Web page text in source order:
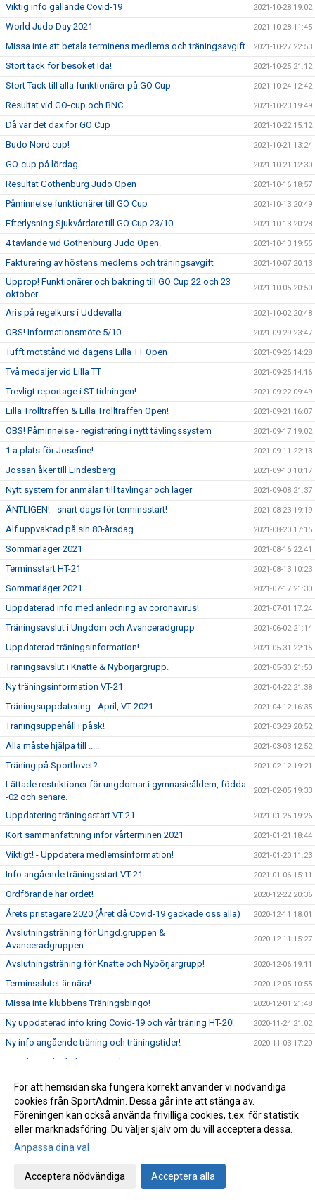
Viktig info gällande Covid-19 2021-10-28 19:02
World Judo Day 2021 2021-10-28 11:45
Missa inte att betala terminens medlems och träningsavgift 2021-10-27 22:53
Stort tack för besöket Ida! 2021-10-25 21:12
Stort Tack till alla funktionärer på GO Cup 2021-10-24 12:42
Resultat vid GO-cup och BNC 2021-10-23 19:49
Då var det dax för GO Cup 2021-10-22 15:12
Budo Nord cup! 2021-10-21 13:24
GO-cup på lördag 2021-10-21 12:30
Resultat Gothenburg Judo Open 2021-10-16 18:57
Påminnelse funktionärer till GO Cup 2021-10-13 20:49
Efterlysning Sjukvårdare till GO Cup 23/10 2021-10-13 20:28
4 tävlande vid Gothenburg Judo Open. 2021-10-13 19:55
Fakturering av höstens medlems och träningsavgift 2021-10-07 20:13
Upprop! Funktionärer och bakning till GO Cup 22 och 23
oktober
2021-10-05 20:50
Aris på regelkurs i Uddevalla 2021-10-02 20:48
OBS! Informationsmöte 5/10 2021-09-29 23:47
Tufft motstånd vid dagens Lilla TT Open 2021-09-26 14:28
Två medaljer vid Lilla TT 2021-09-25 14:16
Trevligt reportage i ST tidningen! 2021-09-22 09:49
Lilla Trollträffen & Lilla Trollträffen Open! 2021-09-21 16:07
OBS! Påminnelse - registrering i nytt tävlingssystem 2021-09-17 19:02
1:a plats för Josefine! 2021-09-11 22:13
Jossan åker till Lindesberg 2021-09-10 10:17
Nytt system för anmälan till tävlingar och läger 2021-09-08 21:37
ÄNTLIGEN! - snart dags för terminsstart! 2021-08-23 19:19
Alf uppvaktad på sin 80-årsdag 2021-08-20 17:15
Sommarläger 2021 2021-08-16 22:41
Terminsstart HT-21 2021-08-13 10:23
Sommarläger 2021 2021-07-17 21:30
Uppdaterad info med anledning av coronavirus! 2021-07-01 17:24
Träningsavslut i Ungdom och Avanceradgrupp 2021-06-02 21:14
Uppdaterad träningsinformation! 2021-05-31 22:15
Träningsavslut i Knatte & Nybörjargrupp. 2021-05-30 21:50
Ny träningsinformation VT-21 2021-04-22 21:38
Träningsuppdatering - April, VT-2021 2021-04-12 16:35
Träningsuppehåll i påsk! 2021-03-29 20:52
Alla måste hjälpa till ..... 2021-03-03 12:52
Träning på Sportlovet? 2021-02-12 19:21
Lättade restriktioner för ungdomar i gymnasieåldern, födda
-02 och senare.
2021-02-05 19:33
Uppdatering träningsstart VT-21 2021-01-25 19:26
Kort sammanfattning inför vårterminen 2021 2021-01-21 18:44
Viktigt! - Uppdatera medlemsinformation! 2021-01-20 11:23
Info angående träningsstart VT-21 2021-01-06 15:11
Ordförande har ordet! 2020-12-22 20:36
Årets pristagare 2020 (Året då Covid-19 gäckade oss alla) 2020-12-11 18:01
Avslutningsträning för Ungd.gruppen &
Avanceradgruppen.
2020-12-11 15:27
Avslutningsträning för Knatte och Nybörjargrupp! 2020-12-06 19:11
Terminsslutet är nära! 2020-12-05 10:55
Missa inte klubbens Träningsbingo! 2020-12-01 21:48
Ny uppdaterad info kring Covid-19 och vår träning HT-20! 2020-11-24 21:02
Ny info angående träning och träningstider! 2020-11-03 17:20
Uppdaterad info kring Covid-19
Beslut om skärpta allmänna råd! 2020-10-29 15:45
Träning på Höstlovet? 2020-10-25 22:09
Resultat Bohus-dal Cup 2020-10-04 13:30
Inställd träning Knatte och Nybörjare!
För att hemsidan ska fungera korrekt använder vi nödvändiga
cookies från SportAdmin. Dessa går inte att stänga av.
Föreningen kan också använda frivilliga cookies, t.ex. för statistik
eller marknadsföring. Du väljer själv om du vill acceptera dessa.
Anpassa dina val
Acceptera nödvändiga Acceptera alla